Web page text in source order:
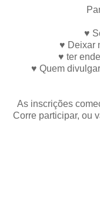
♥
♥ Deixar
♥ ter
♥ Quem
As inscrições
Corre participar, ou